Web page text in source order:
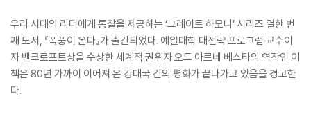
우리 시대의 리더에게 통찰을 제공하는 ‘그레이트 하모니’ 시리즈 열한 번
째 도서, 『폭풍이 온다』가 출간되었다. 예일대학 대전략 프로그램 교수이
자 밴크로프트상을 수상한 세계적 권위자 오드 아르네 베스타의 역작인 이
책은 80년 가까이 이어져 온 강대국 간의 평화가 끝나가고 있음을 경고한
다.